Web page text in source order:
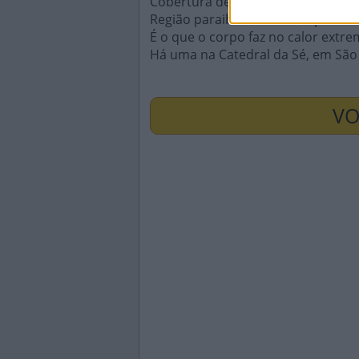
Região paraibana formada por
É o que o corpo faz no calor
Há uma na Catedral da Sé, em